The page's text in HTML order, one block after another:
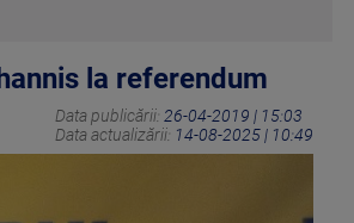
la referendum
Data publicării: 26-04-2019 | 15:03
Data actualizării: 14-08-2025 | 10:49